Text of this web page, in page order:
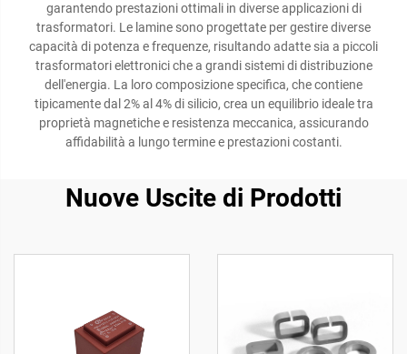
garantendo prestazioni ottimali in diverse applicazioni di
trasformatori. Le lamine sono progettate per gestire diverse
capacità di potenza e frequenze, risultando adatte sia a piccoli
trasformatori elettronici che a grandi sistemi di distribuzione
dell'energia. La loro composizione specifica, che contiene
tipicamente dal 2% al 4% di silicio, crea un equilibrio ideale tra
proprietà magnetiche e resistenza meccanica, assicurando
affidabilità a lungo termine e prestazioni costanti.
Nuove Uscite di Prodotti